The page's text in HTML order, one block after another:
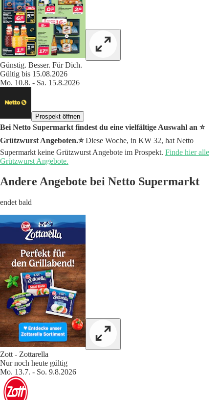
Günstig. Besser. Für Dich.
Gültig bis 15.08.2026
Mo. 10.8. - Sa. 15.8.2026
Prospekt öffnen
Bei Netto Supermarkt findest du eine vielfältige Auswahl an ⭐️
Grützwurst Angeboten.⭐️Diese Woche, in KW 32, hat Netto
Supermarkt keine Grützwurst Angebote im Prospekt. Finde hier alle
Grützwurst Angebote.
Andere Angebote bei Netto Supermarkt
endet bald
Zott - Zottarella
Nur noch heute gültig
Mo. 13.7. - So. 9.8.2026